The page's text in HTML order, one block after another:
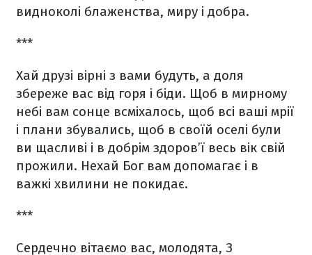
видноколі блаженства, миру і добра.
***
Хай друзі вірні з вами будуть, а доля
збереже вас від горя і біди. Щоб в мирному
небі вам сонце всміхалось, щоб всі ваші мрії
і плани збувались, щоб в своїй оселі були
ви щасливі і в добрім здоров’ї весь вік свій
прожили. Нехай Бог вам допомагає і в
важкі хвилини не покидає.
***
Сердечно вітаємо вас, молодята, З